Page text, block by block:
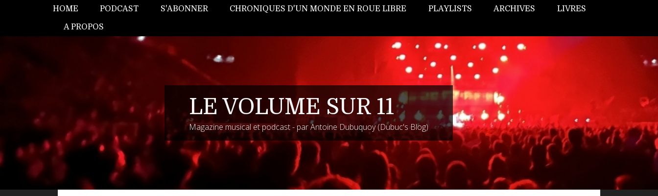
HOME PODCAST S'ABONNER CHRONIQUES D'UN MONDE EN ROUE LIBRE PLAYLISTS ARCHIVES LIVRES
A PROPOS
LE VOLUME SUR 11
Magazine musical et podcast - par Antoine Dubuquoy (Dubuc's Blog)